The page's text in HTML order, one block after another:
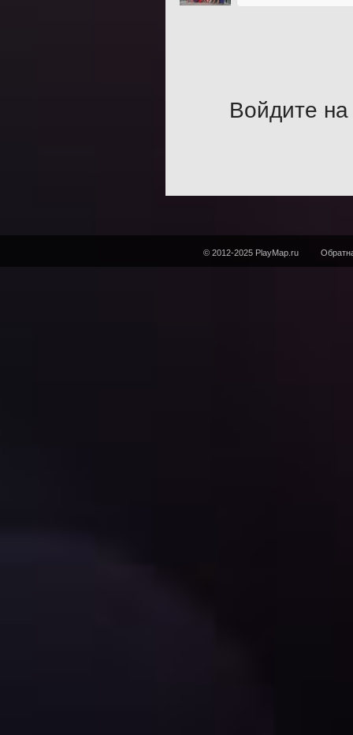
Войдите на
© 2012-2025 PlayMap.ru